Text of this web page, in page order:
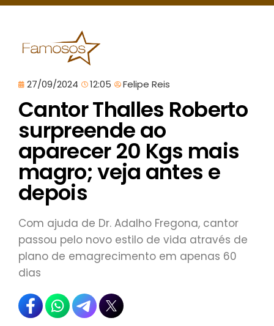
27/09/2024 12:05 Felipe Reis
Cantor Thalles Roberto
surpreende ao
aparecer 20 Kgs mais
magro; veja antes e
depois
Com ajuda de Dr. Adalho Fregona, cantor
passou pelo novo estilo de vida através de
plano de emagrecimento em apenas 60
dias